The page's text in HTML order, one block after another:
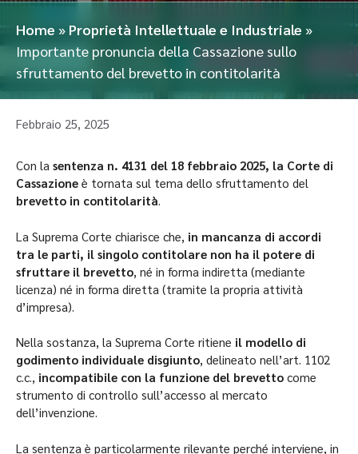
Home » Proprietà Intellettuale e Industriale »
Importante pronuncia della Cassazione sullo
sfruttamento del brevetto in contitolarità
Febbraio 25, 2025
Con la sentenza n. 4131 del 18 febbraio 2025, la Corte di
Cassazione è tornata sul tema dello sfruttamento del
brevetto in contitolarità.
La Suprema Corte chiarisce che, in mancanza di accordi
tra le parti, il singolo contitolare non ha il potere di
sfruttare il brevetto , né in forma indiretta (mediante
licenza) né in forma diretta (tramite la propria attività
d’impresa).
Nella sostanza, la Suprema Corte ritiene il modello di
godimento individuale disgiunto, delineato nell’art. 1102
c.c., incompatibile con la funzione del brevetto come
strumento di controllo sull’accesso al mercato
dell’invenzione.
La sentenza è particolarmente rilevante perché interviene, in